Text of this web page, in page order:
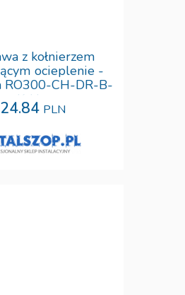
z kołnierzem
ocieplenie -
RO300-CH-DR-B-
K-U
PLN